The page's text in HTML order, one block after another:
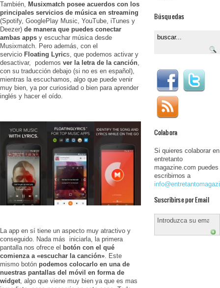
También, Musixmatch posee acuerdos con los
principales servicios de música en streaming
(Spotify, GooglePlay Music, YouTube, iTunes y
Deezer) de manera que puedes conectar
ambas apps y escuchar música desde
Musixmatch. Pero además, con el
servicio Floating Lyrics, que podemos activar y
desactivar, podemos ver la letra de la canción,
con su traducción debajo (si no es en español),
mientras la escuchamos, algo que puede venir
muy bien, ya por curiosidad o bien para aprender
inglés y hacer el oído.
La app en sí tiene un aspecto muy atractivo y
conseguido. Nada más iniciarla, la primera
pantalla nos ofrece el botón con el qué
comienza a «escuchar la canción» . Este
mismo botón podemos colocarlo en una de
nuestras pantallas del móvil en forma de
widget , algo que viene muy bien ya que es mas
Búsquedas
Colabora
Si quieres colaborar en
entretanto
magazine.com puedes
escribirnos a
Suscribirse por Email